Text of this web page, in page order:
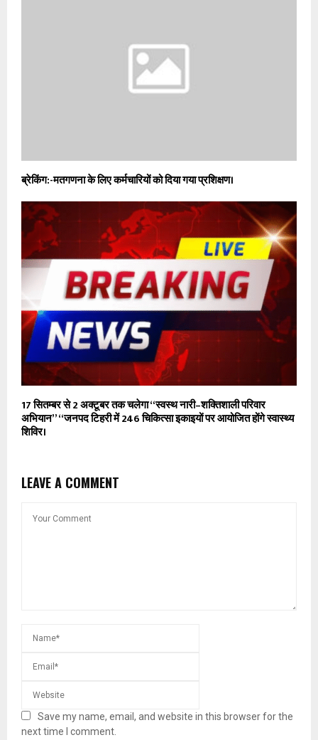
ब्रेकिंग:-मतगणना के लिए कर्मचारियों को दिया गया प्रशिक्षण।
17 सितम्बर से 2 अक्टूबर तक चलेगा “स्वस्थ नारी–शक्तिशाली परिवार
अभियान” “जनपद टिहरी में 246 चिकित्सा इकाइयों पर आयोजित होंगे स्वास्थ्य
शिविर।
LEAVE A COMMENT
Save my name, email, and website in this browser for the
next time I comment.